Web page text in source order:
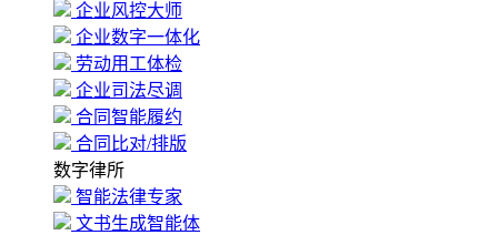
企业风控大师
企业数字一体化
劳动用工体检
企业司法尽调
合同智能履约
合同比对/排版
数字律所
智能法律专家
文书生成智能体